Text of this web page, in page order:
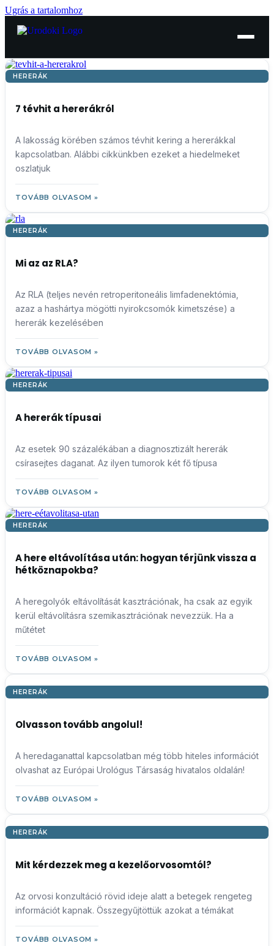
Ugrás a tartalomhoz
HERERÁK
7 tévhit a hererákról
A lakosság körében számos tévhit kering a hererákkal
kapcsolatban. Alábbi cikkünkben ezeket a hiedelmeket
oszlatjuk
TOVÁBB OLVASOM »
HERERÁK
Mi az az RLA?
Az RLA (teljes nevén retroperitoneális limfadenektómia,
azaz a hashártya mögötti nyirokcsomók kimetszése) a
hererák kezelésében
TOVÁBB OLVASOM »
HERERÁK
A hererák típusai
Az esetek 90 százalékában a diagnosztizált hererák
csírasejtes daganat. Az ilyen tumorok két fő típusa
TOVÁBB OLVASOM »
HERERÁK
A here eltávolítása után: hogyan térjünk vissza a
hétköznapokba?
A heregolyók eltávolítását kasztrációnak, ha csak az egyik
kerül eltávolításra szemikasztrációnak nevezzük. Ha a
műtétet
TOVÁBB OLVASOM »
HERERÁK
Olvasson tovább angolul!
A heredaganattal kapcsolatban még több hiteles információt
olvashat az Európai Urológus Társaság hivatalos oldalán!
TOVÁBB OLVASOM »
HERERÁK
Mit kérdezzek meg a kezelőorvosomtól?
Az orvosi konzultáció rövid ideje alatt a betegek rengeteg
információt kapnak. Összegyűjtöttük azokat a témákat
TOVÁBB OLVASOM »